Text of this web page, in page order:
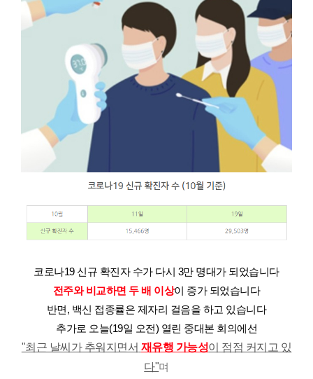
코로나19 신규 확진자 수가 다시 3만 명대가 되었습니다
전주와 비교하면 두 배 이상이 증가 되었습니다
반면, 백신 접종률은 제자리 걸음을 하고 있습니다
추가로 오늘(19일 오전) 열린 중대본 회의에선
"최근 날씨가 추워지면서 재유행 가능성이 점점 커지고 있
다"며